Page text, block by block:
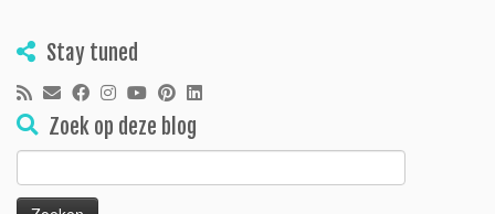
Stay tuned
Zoek op deze blog
naar: